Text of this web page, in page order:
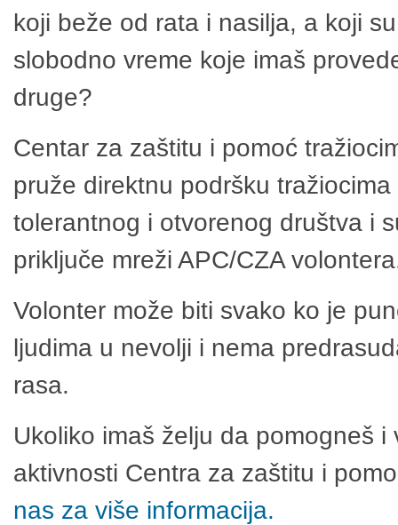
koji beže od rata i nasilja, a koji
slobodno vreme koje imaš
druge?
Centar za zaštitu i pomoć
pruže direktnu podršku
tolerantnog i otvorenog društva i
priključe mreži APC/CZA
Volonter može biti svako ko je
ljudima u nevolji i nema
rasa.
Ukoliko imaš želju da pomogneš
aktivnosti Centra za zaštitu i
nas za više informacija.